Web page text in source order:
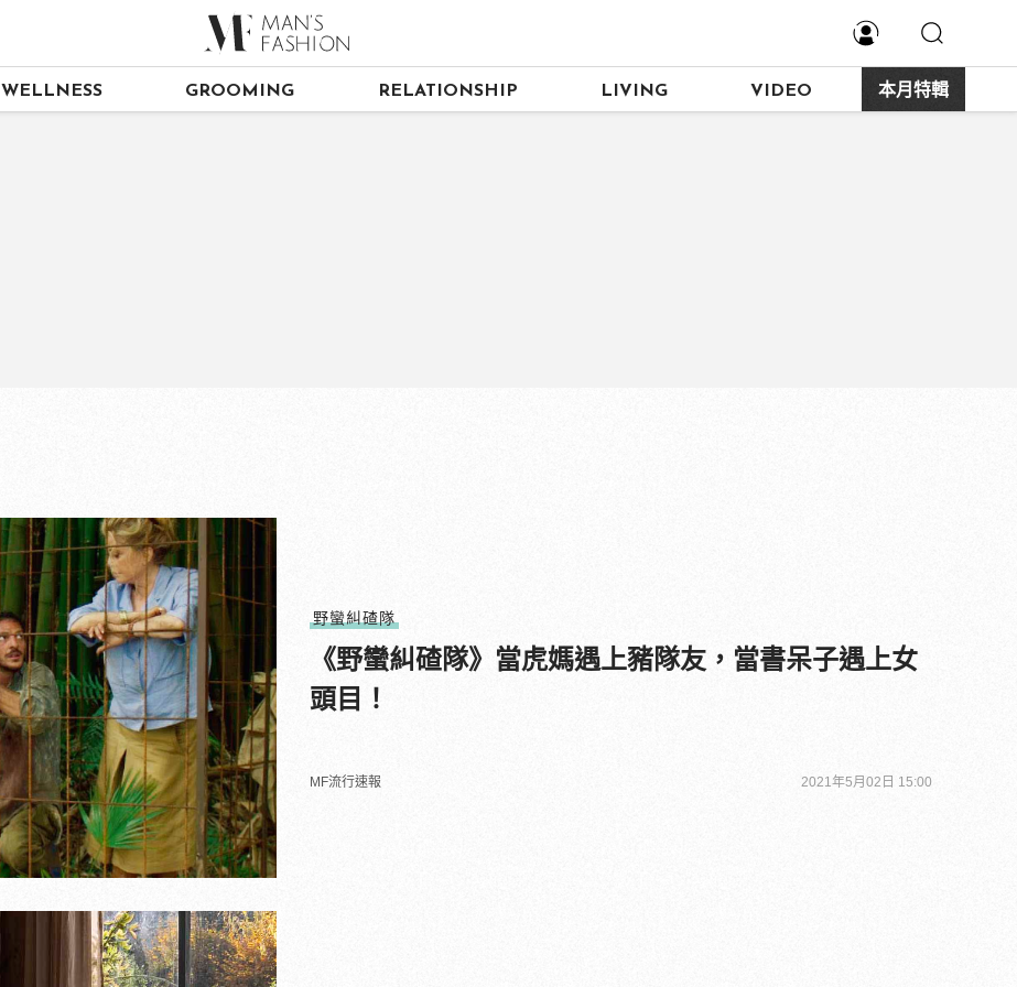
WELLNESS GROOMING RELATIONSHIP LIVING VIDEO 本月特輯
野蠻糾碴隊
《野蠻糾碴隊》當虎媽遇上豬隊友，當書呆子遇上女
頭目！
MF流行速報 2021年5月02日 15:00